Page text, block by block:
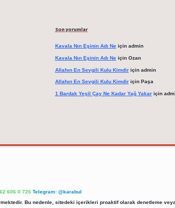
Son yorumlar
Kavala Nın Eşinin Adı Neiçin admin
Kavala Nın Eşinin Adı Neiçin Ozan
Allahın En Sevgili Kulu Kimdiriçin admin
Allahın En Sevgili Kulu Kimdiriçin Paşa
1 Bardak Yeşil Çay Ne Kadar Yağ Yakariçin
606 0 726 Telegram: @karabul
Bu nedenle, sitedeki içerikleri proaktif olarak denetleme